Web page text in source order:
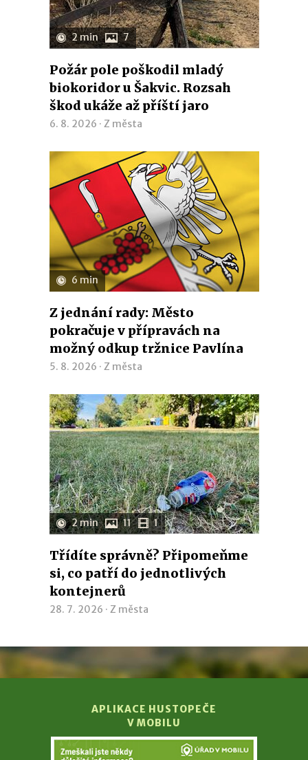
2 min 7
Požár pole poškodil mladý
biokoridor u Šakvic. Rozsah
škod ukáže až příští jaro
6. 8. 2026 · Z města
6 min
Z jednání rady: Město
pokračuje v přípravách na
možný odkup tržnice Pavlína
5. 8. 2026 · Z města
2 min 11 1
Třídíte správně? Připomeňme
si, co patří do jednotlivých
kontejnerů
28. 7. 2026 · Z města
APLIKACE HUSTOPEČE
V MOBILU